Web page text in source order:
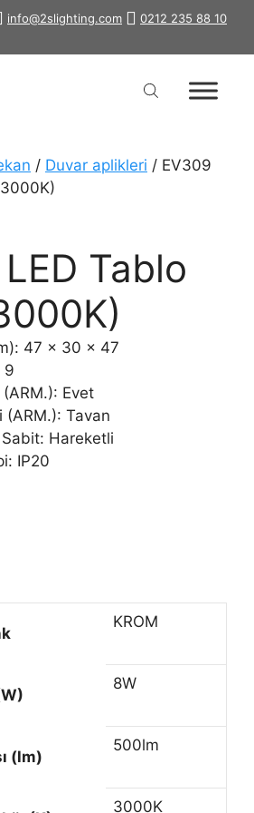
info@2slighting.com 0212 235 88 10
/ Duvar aplikleri / EV309
Tablo
47 x 30 x 47
9
Evet
(ARM.): Tavan
Hareketli
IP20
KROM
8W
(lm)
500lm
3000K